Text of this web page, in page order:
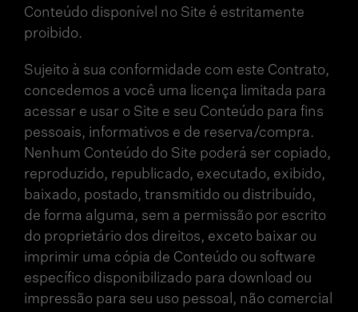
Conteúdo disponível no Site é estritamente
proibido.
Sujeito à sua conformidade com este Contrato,
concedemos a você uma licença limitada para
acessar e usar o Site e seu Conteúdo para fins
pessoais, informativos e de reserva/compra.
Nenhum Conteúdo do Site poderá ser copiado,
reproduzido, republicado, executado, exibido,
baixado, postado, transmitido ou distribuído,
de forma alguma, sem a permissão por escrito
do proprietário dos direitos, exceto baixar ou
imprimir uma cópia de Conteúdo ou software
específico disponibilizado para download ou
impressão para seu uso pessoal, não comercial